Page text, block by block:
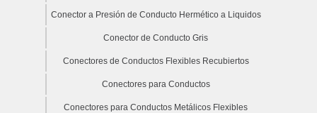
Conector a Presión de Conducto Hermético a Liquidos
Conector de Conducto Gris
Conectores de Conductos Flexibles Recubiertos
Conectores para Conductos
Conectores para Conductos Metálicos Flexibles